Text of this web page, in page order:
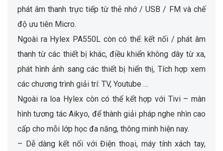
phát âm thanh trực tiếp từ thẻ nhớ / USB / FM và chế
độ ưu tiên Micro.
Ngoài ra Hylex PA550L còn có thể: kết nối / phát âm
thanh từ các thiết bị khác, điều khiển không dây từ xa,
phát hình ảnh sang các thiết bị hiển thị, Tích hợp xem
các chương trình giải trí: TV, Youtube …
Ngoài ra loa Hylex còn có thể kết hợp với Tivi – màn
hình tương tác Aikyo, để thành giải pháp nghe nhìn cao
cấp cho mỗi lớp học đa năng, thông minh hiện nay.
– Dễ dàng kết nối với Điện thoại, máy tính xách tay,